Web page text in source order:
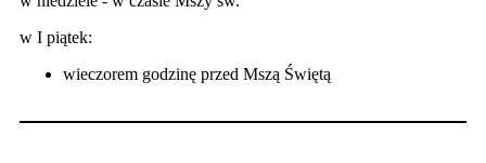
w I piątek:
wieczorem godzinę przed Mszą Świętą